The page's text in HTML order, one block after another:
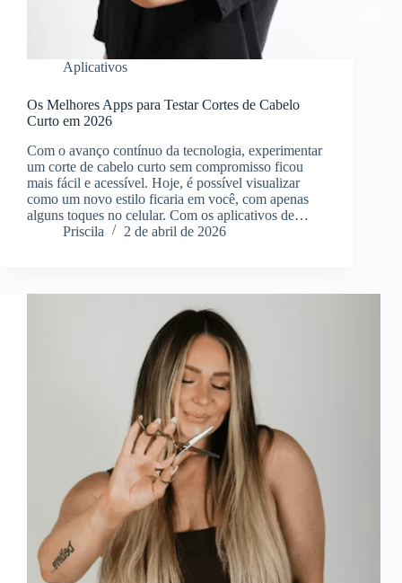
Aplicativos
Os Melhores Apps para Testar Cortes de Cabelo
Curto em 2026
Com o avanço contínuo da tecnologia, experimentar
um corte de cabelo curto sem compromisso ficou
mais fácil e acessível. Hoje, é possível visualizar
como um novo estilo ficaria em você, com apenas
alguns toques no celular. Com os aplicativos de…
Priscila
2 de abril de 2026